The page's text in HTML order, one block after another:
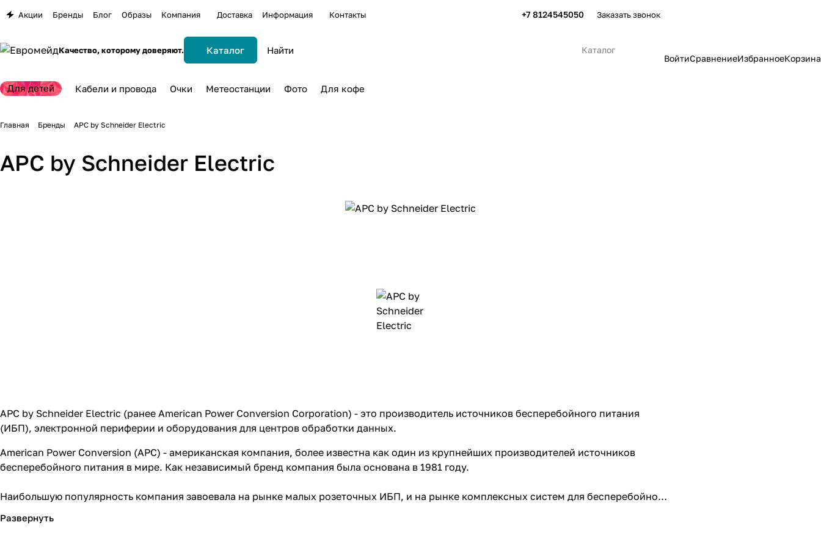
Акции Бренды Блог Образы Компания Доставка Информация Контакты +7 8124545050 Заказать звонок
Качество, которому доверяют. Каталог
Каталог
ВойтиСравнениеИзбранноеКорзина
Для детей Кабели и провода Очки Метеостанции Фото Для кофе
Главная Бренды APC by Schneider Electric
APC by Schneider Electric
APC by Schneider Electric (ранее American Power Conversion Corporation) - это производитель источников бесперебойного питания
(ИБП), электронной периферии и оборудования для центров обработки данных.
American Power Conversion (APC) - американская компания, более известна как один из крупнейших производителей источников
бесперебойного питания в мире. Как независимый бренд компания была основана в 1981 году.
Наибольшую популярность компания завоевала на рынке малых розеточных ИБП, и на рынке комплексных систем для бесперебойного
охлаждения, составленную из готовых, гибко управляемых компонентов и образующую органичный и надежный фундамент для